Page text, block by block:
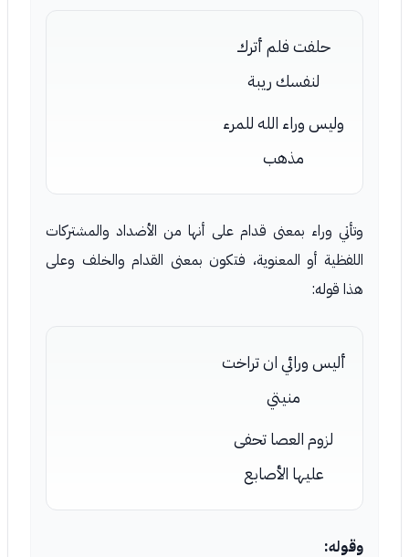
حلفت فلم أترك
لنفسك ريبة
وليس وراء الله للمرء
مذهب
وتأتي وراء بمعنى قدام على أنها من الأضداد والمشتركات
اللفظية أو المعنوية، فتكون بمعنى القدام والخلف وعلى
هذا قوله:
أليس ورائي ان تراخت
منيتي
لزوم العصا تحفى
عليها الأصابع
وقوله: